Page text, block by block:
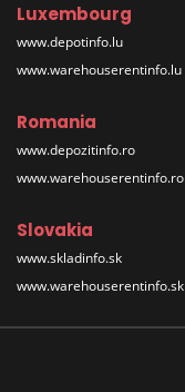
Luxembourg
www.depotinfo.lu
www.warehouserentinfo.lu
Romania
www.depozitinfo.ro
www.warehouserentinfo.ro
Slovakia
www.skladinfo.sk
www.warehouserentinfo.sk